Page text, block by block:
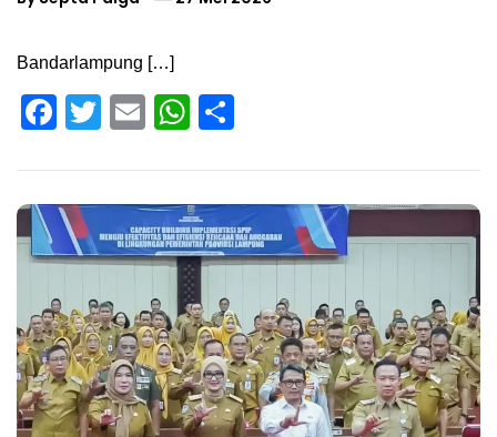
Bandarlampung […]
Facebook
Twitter
EmailWhatsApp